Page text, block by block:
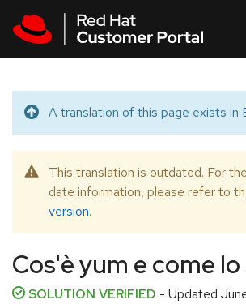
Translated message
A translation of this page exists in
Warning message
This translation is outdated. For
date information, please refer to
version.
Cos'è yum e come lo
SOLUTION VERIFIED - Updated